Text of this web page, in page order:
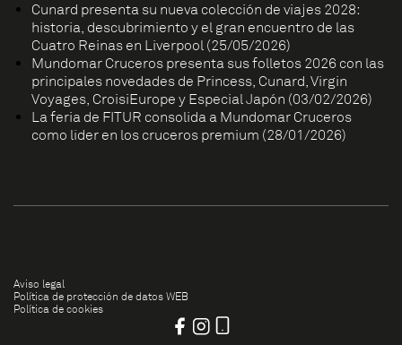
Cunard presenta su nueva colección de viajes 2028:
historia, descubrimiento y el gran encuentro de las
Cuatro Reinas en Liverpool (25/05/2026)
Mundomar Cruceros presenta sus folletos 2026 con las
principales novedades de Princess, Cunard, Virgin
Voyages, CroisiEurope y Especial Japón (03/02/2026)
La feria de FITUR consolida a Mundomar Cruceros
como líder en los cruceros premium (28/01/2026)
Aviso legal
Política de protección de datos WEB
Política de cookies